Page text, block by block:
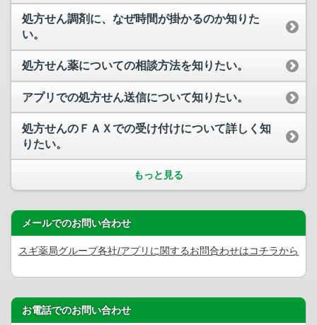
処方せん調剤に、なぜ時間が掛かるのか知りた
い。
処方せん薬についての相談方法を知りたい。
アプリでの処方せん送信について知りたい。
処方せんのＦＡＸでの受け付けについて詳しく知
りたい。
もっと見る
メールでのお問い合わせ
スギ薬局グループ各社/アプリに関するお問合わせはコチラから
お電話でのお問い合わせ